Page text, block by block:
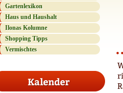
Gartenlexikon
Haus und Haushalt
Ilonas Kolumne
Shopping Tipps
Vermischtes
Kalender